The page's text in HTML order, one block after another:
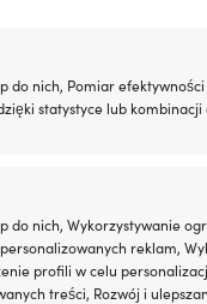
do nich, Pomiar
statystyce lub kombinacji
do nich, Wykorzystywanie
reklam,
profili w celu
treści, Rozwój i